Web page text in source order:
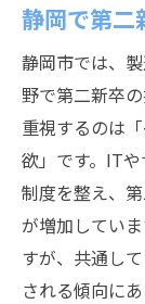
静岡
重視
第二
ト
静
する
第二
静岡
静岡で第二
静岡市では、
野で第二新卒
重視するのは
欲」です。IT
制度を整え、
が増加してい
すが、共通し
される傾向にあ